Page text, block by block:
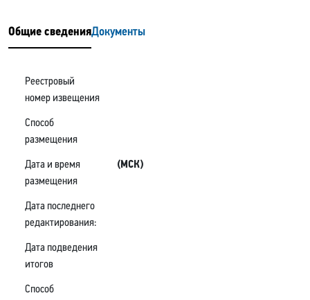
Общие сведенияДокументы
Реестровый
номер извещения
Способ
размещения
Дата и время
размещения
(МСК)
Дата последнего
редактирования:
Дата подведения
итогов
Способ